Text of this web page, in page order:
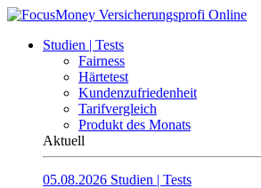
Studien | Tests
Fairness
Härtetest
Kundenzufriedenheit
Tarifvergleich
Produkt des Monats
Aktuell
05.08.2026 Studien | Tests